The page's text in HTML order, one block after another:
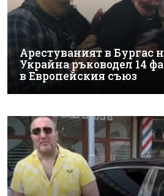
Арестуваният в Бургас
Украйна ръководел 14
в Европейския съюз